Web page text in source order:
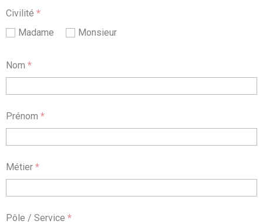
Civilité *
Madame
Monsieur
Nom *
Prénom *
Métier *
Pôle / Service *